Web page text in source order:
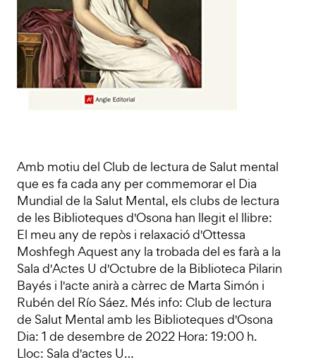
Amb motiu del Club de lectura de Salut mental
que es fa cada any per commemorar el Dia
Mundial de la Salut Mental, els clubs de lectura
de les Biblioteques d'Osona han llegit el llibre:
El meu any de repòs i relaxació d'Ottessa
Moshfegh Aquest any la trobada del es farà a la
Sala d'Actes U d'Octubre de la Biblioteca Pilarin
Bayés i l'acte anirà a càrrec de Marta Simón i
Rubén del Río Sáez. Més info: Club de lectura
de Salut Mental amb les Biblioteques d'Osona
Dia: 1 de desembre de 2022 Hora: 19:00 h.
Lloc: Sala d'actes U…